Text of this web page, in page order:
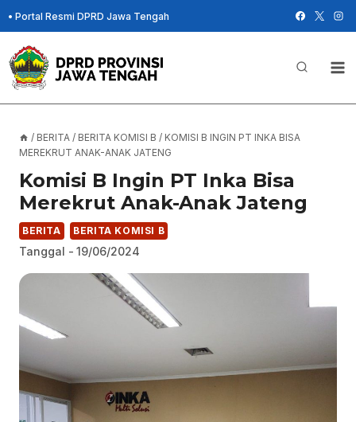
Skip
to
content
• Portal Resmi DPRD Jawa Tengah
/ BERITA / BERITA KOMISI B / KOMISI B INGIN PT INKA BISA
MEREKRUT ANAK-ANAK JATENG
Komisi B Ingin PT Inka Bisa
Merekrut Anak-Anak Jateng
BERITA BERITA KOMISI B
Tanggal - 19/06/2024